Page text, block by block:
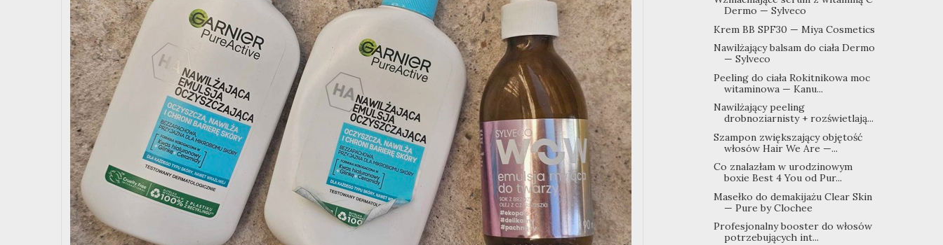
Dermo — Sylveco
Krem BB SPF30 — Miya Cosmetics
Nawilżający balsam do ciała Dermo
— Sylveco
Peeling do ciała Rokitnikowa moc
witaminowa — Kanu...
Nawilżający peeling
drobnoziarnisty + rozświetlają...
Szampon zwiększający objętość
włosów Hair We Are —...
Co znalazłam w urodzinowym
boxie Best 4 You od Pur...
Masełko do demakijażu Clear Skin
— Pure by Clochee
Profesjonalny booster do włosów
potrzebujących int...